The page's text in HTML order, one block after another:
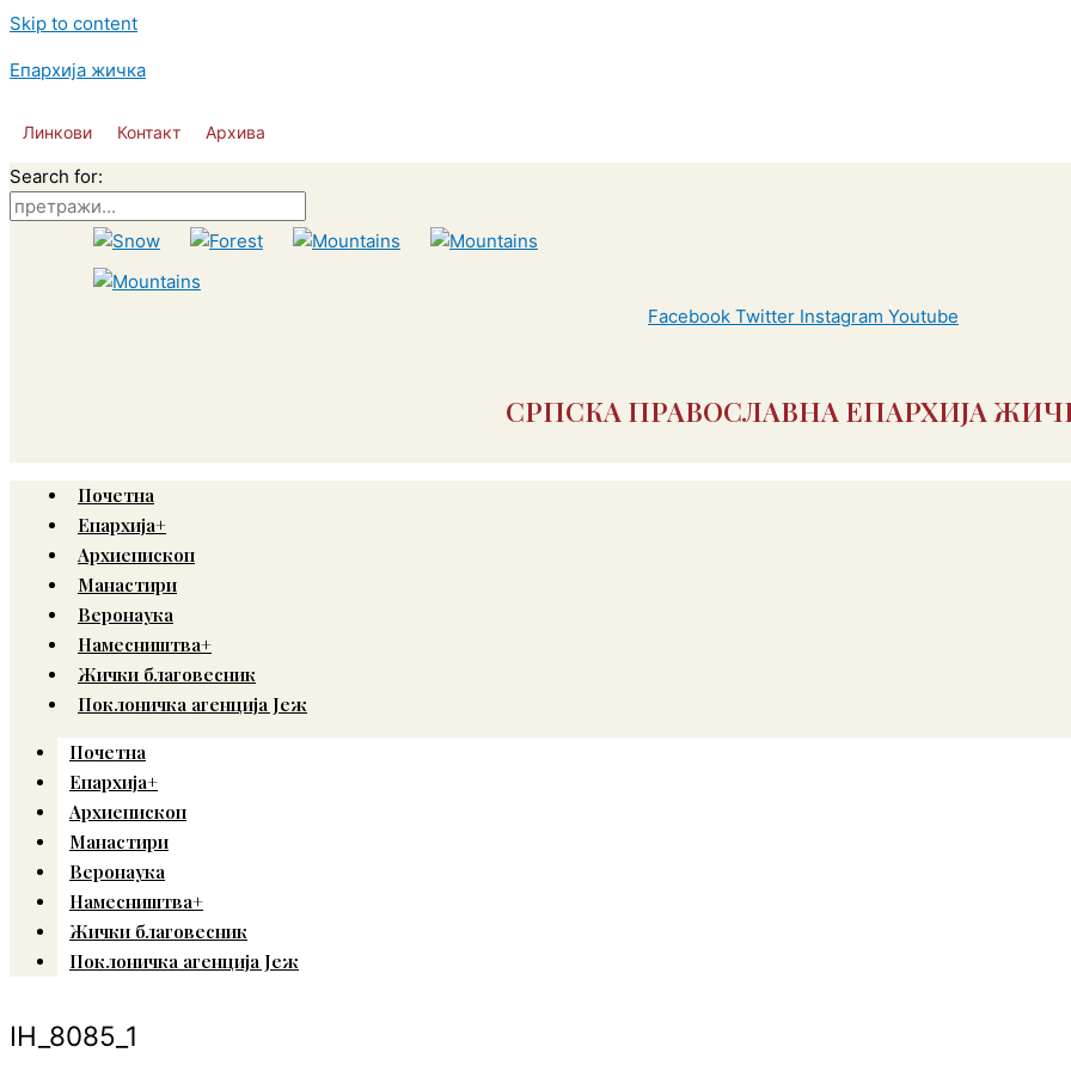
Skip to content
Епархија жичка
Линкови Контакт Архива
Search for:
Facebook Twitter Instagram Youtube
СРПСКА ПРАВОСЛАВНА ЕПАРХИЈА
Почетна
Епархија+
Архиепископ
Манастири
Веронаука
Намесништва+
Жички благовесник
Поклоничка агенција Јеж
Почетна
Епархија+
Архиепископ
Манастири
Веронаука
Намесништва+
Жички благовесник
Поклоничка агенција Јеж
IH_8085_1